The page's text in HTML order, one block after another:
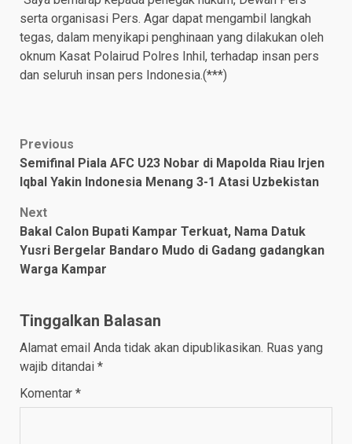
serta organisasi Pers. Agar dapat mengambil langkah
tegas, dalam menyikapi penghinaan yang dilakukan oleh
oknum Kasat Polairud Polres Inhil, terhadap insan pers
dan seluruh insan pers Indonesia.(***)
Post
navigation
Previous
Semifinal Piala AFC U23 Nobar di Mapolda Riau Irjen
Iqbal Yakin Indonesia Menang 3-1 Atasi Uzbekistan
Next
Bakal Calon Bupati Kampar Terkuat, Nama Datuk
Yusri Bergelar Bandaro Mudo di Gadang gadangkan
Warga Kampar
Tinggalkan Balasan
Alamat email Anda tidak akan dipublikasikan. Ruas yang
wajib ditandai *
Komentar *